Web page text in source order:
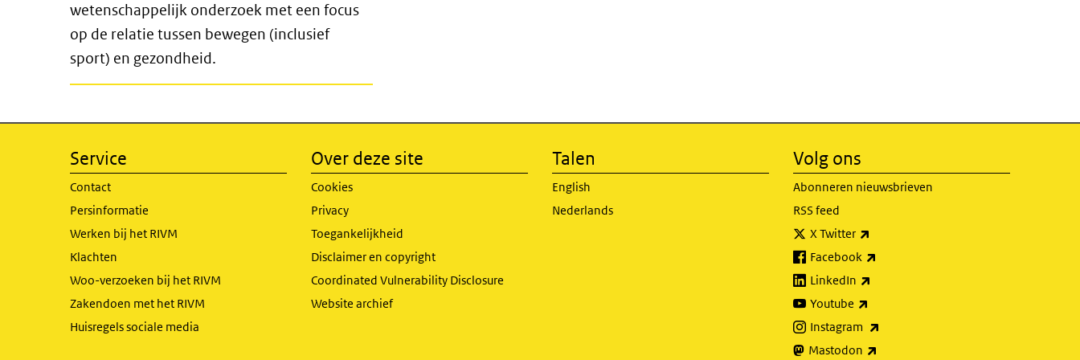
wetenschappelijk onderzoek met een focus
op de relatie tussen bewegen (inclusief
sport) en gezondheid.
Service
Contact
Persinformatie
Werken bij het RIVM
Klachten
Woo-verzoeken bij het RIVM
Zakendoen met het RIVM
Huisregels sociale media
Over deze site
Cookies
Privacy
Toegankelijkheid
Disclaimer en copyright
Coordinated Vulnerability Disclosure
Website archief
Talen
English
Nederlands
Volg ons
Abonneren nieuwsbrieven
RSS feed
X Twitter
Facebook
LinkedIn
Youtube
Instagram
Mastodon